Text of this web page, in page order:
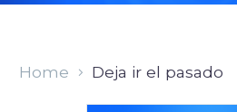
Home Deja ir el pasado